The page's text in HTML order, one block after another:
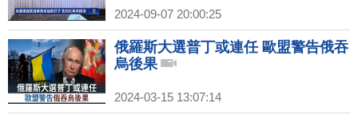
2024-09-07 20:00:25
俄羅斯大選普丁或連任 歐盟警告俄吞
烏後果
2024-03-15 13:07:14